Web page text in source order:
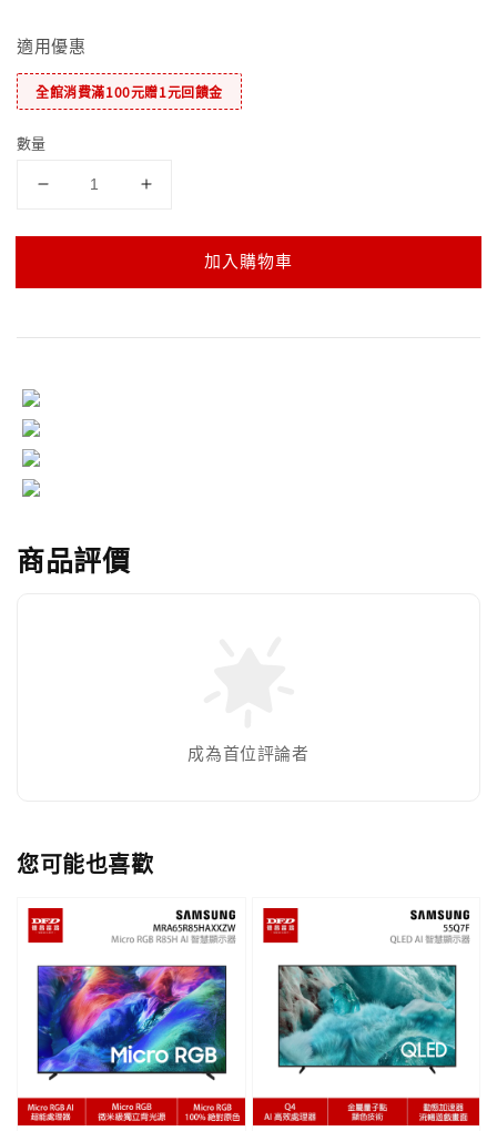
適用優惠
全館消費滿100元贈1元回饋金
數量
加入購物車
商品評價
成為首位評論者
您可能也喜歡